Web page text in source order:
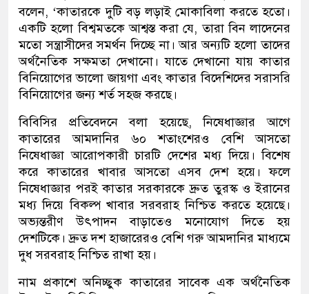
বলেন, ‘কাতারকে দুটি বড় লড়াই মোকাবিলা করতে হতো।
একটি হলো বিশ্বমতকে আশ্বস্ত করা যে, তারা বিন লাদেনের
মতো সন্ত্রাসীদের সমর্থন দিচ্ছে না। আর অন্যটি হলো তাদের
অর্থনৈতিক সক্ষমতা দেখানো। যাতে দেখানো যায় কাতার
বিনিয়োগের ভালো জায়গা এবং কাতার বিদেশিদের সরাসরি
বিনিয়োগের জন্য শর্ত সহজ করছে।
বিবিসির প্রতিবেদনে বলা হয়েছে, নিষেধাজ্ঞার আগে
কাতারের আমদানির ৬০ শতাংশেরও বেশি আসতো
নিষেধাজ্ঞা আরোপকারী চারটি দেশের মধ্য দিয়ে। বিশেষ
করে কাতারের খাবার আসতো এসব দেশ হয়ে। ফলে
নিষেধাজ্ঞার পরই কাতার সরকারকে দ্রুত তুরস্ক ও ইরানের
মধ্য দিয়ে বিকল্প খাবার সরবরাহ নিশ্চিত করতে হয়েছে।
অভ্যন্তরীণ উৎপাদন বাড়াতেও মনোযোগ দিতে হয়
দেশটিকে। দ্রুত দশ হাজারেরও বেশি গরু আমদানির মাধ্যমে
দুধ সরবরাহ নিশ্চিত রাখা হয়।
নাম প্রকাশে অনিচ্ছুক কাতারের সাবেক এক অর্থনৈতিক